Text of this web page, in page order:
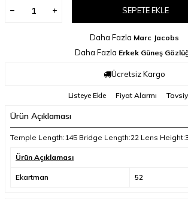
SEPETE EKLE
Daha Fazla Marc Jacobs
Daha Fazla Erkek Güneş
Ücretsiz Kargo
Listeye Ekle Fiyat Alarmı
Ürün Açıklaması
Temple Length:145 Bridge Length:22 Lens
Ürün Açıklaması
Ekartman 52